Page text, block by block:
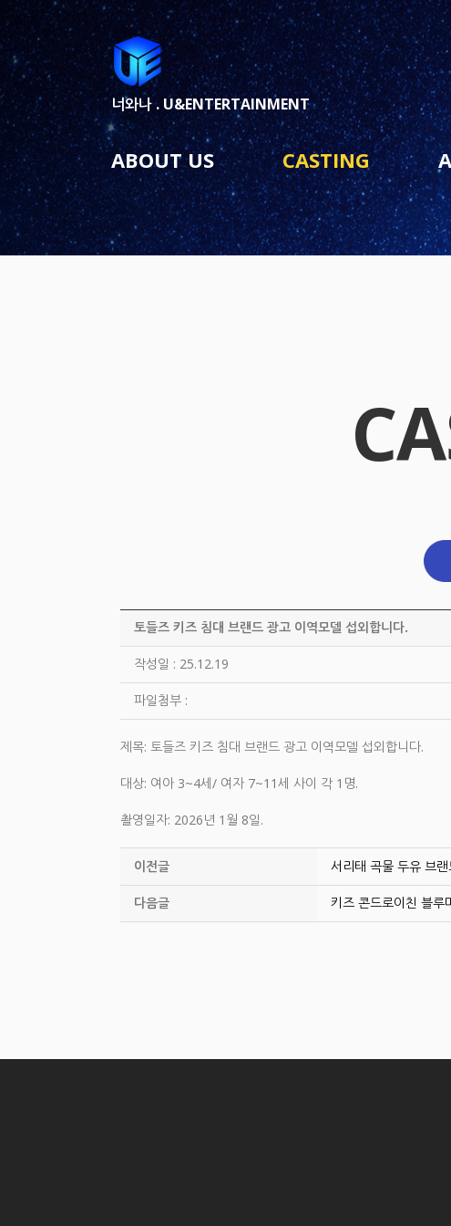
너와나 . U&ENTERTAINMENT
ABOUT US CASTING
토들즈 키즈 침대 브랜드 광고 이역모델 섭외합니다.
작성일 : 25.12.19
파일첨부 :
제목: 토들즈 키즈 침대 브랜드 광고 이역모델 섭외합니다.
대상: 여아 3~4세/ 여자 7~11세 사이 각 1명.
촬영일자: 2026년 1월 8일.
이전글 서리태 곡물 두유 브
다음글 키즈 콘드로이친 블루